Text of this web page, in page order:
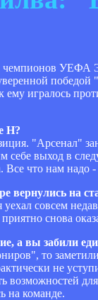
чемпионов УЕФА
ему игралось
H?
"Арсенал"
себе выход в
Все что нам надо
вернулись на
совсем
снова
а вы забили
то
не
на команде.